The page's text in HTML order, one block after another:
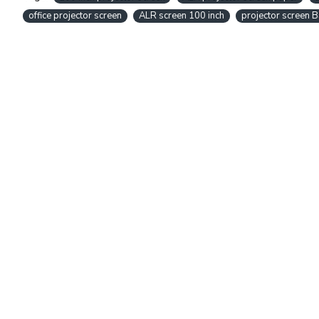
office projector screen
ALR screen 100 inch projector screen